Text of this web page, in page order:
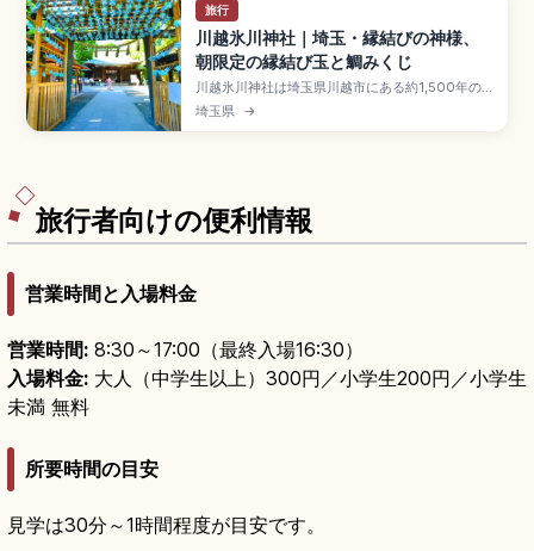
旅行
川越氷川神社｜埼玉・縁結びの神様、
朝限定の縁結び玉と鯛みくじ
川越氷川神社は埼玉県川越市にある約1,500年の
歴史を持つ縁結びのパワースポットで、五柱の主
祭神のうち二組がご夫婦の神様。朝に数限定の
埼玉県 →
旅行者向けの便利情報
営業時間と入場料金
営業時間: 8:30～17:00（最終入場16:30）
入場料金: 大人（中学生以上）300円／小学生200円／小学生
未満 無料
所要時間の目安
見学は30分～1時間程度が目安です。